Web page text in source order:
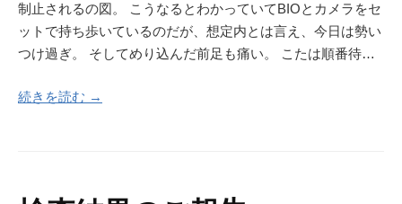
制止されるの図。 こうなるとわかっていてBIOとカメラをセ
ットで持ち歩いているのだが、想定内とは言え、今日は勢い
つけ過ぎ。 そしてめり込んだ前足も痛い。 こたは順番待…
続きを読む →